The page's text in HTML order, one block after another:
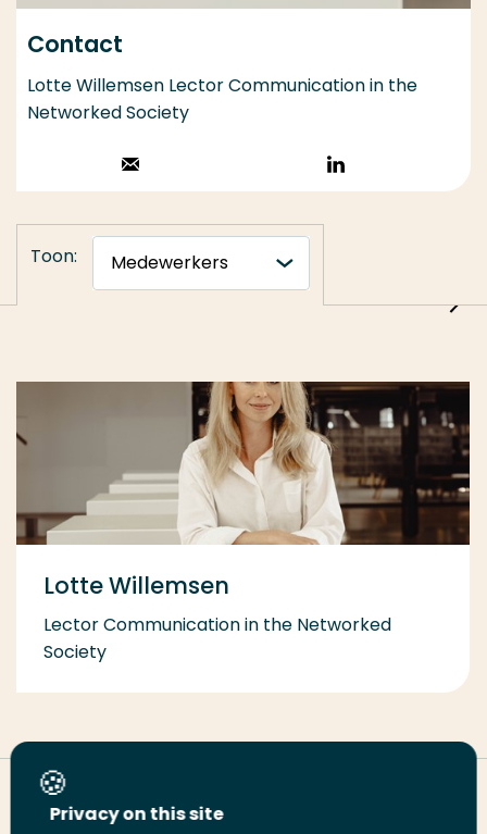
Contact
Lotte Willemsen Lector Communication in the
Networked Society
Stuur een email
Volg op
LinkedIn
Toon:
Lotte Willemsen
Lector Communication in the Networked
Society
Deel deze pagina
Privacy on this site